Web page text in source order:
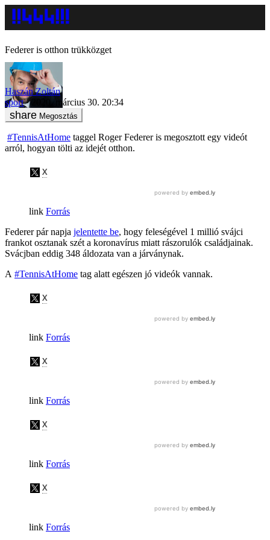
Federer is otthon trükközget
Haszán Zoltán
sport
2020. március 30. 20:34
Megosztás
#TennisAtHome taggel Roger Federer is megosztott egy videót
arról, hogyan tölti az idejét otthon.
Forrás
Federer pár napja jelentette be, hogy feleségével 1 millió svájci
frankot osztanak szét a koronavírus miatt rászorulók családjainak.
Svácjban eddig 348 áldozata van a járványnak.
A #TennisAtHome tag alatt egészen jó videók vannak.
Forrás
Forrás
Forrás
Forrás